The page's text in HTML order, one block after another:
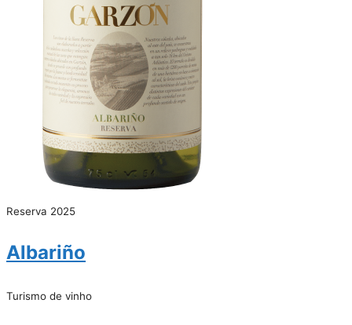
Reserva 2025
Albariño
Turismo de vinho